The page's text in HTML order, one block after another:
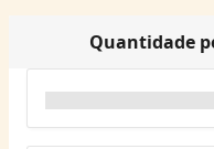
Quantidade